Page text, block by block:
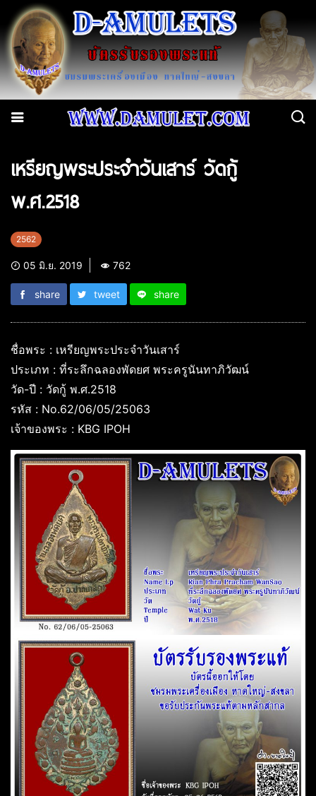
เหรียญพระประจำวันเสาร์ วัดกู้
พ.ศ.2518
2562
05 มิ.ย. 2019 762
share tweet share
ชื่อพระ : เหรียญพระประจำวันเสาร์
ประเภท : ที่ระลึกฉลองพัดยศ พระครูนันทาภิวัฒน์
วัด-ปี : วัดกู้ พ.ศ.2518
รหัส : No.62/06/05/25063
เจ้าของพระ : KBG IPOH